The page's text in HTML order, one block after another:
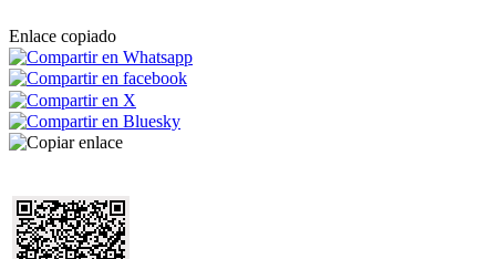
Enlace copiado